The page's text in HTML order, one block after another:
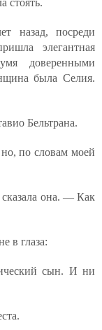
стоять.
назад, посреди
элегантная
доверенными
была Селия.
Бельтрана.
по словам моей
она. — Как
в глаза:
сын. И ни